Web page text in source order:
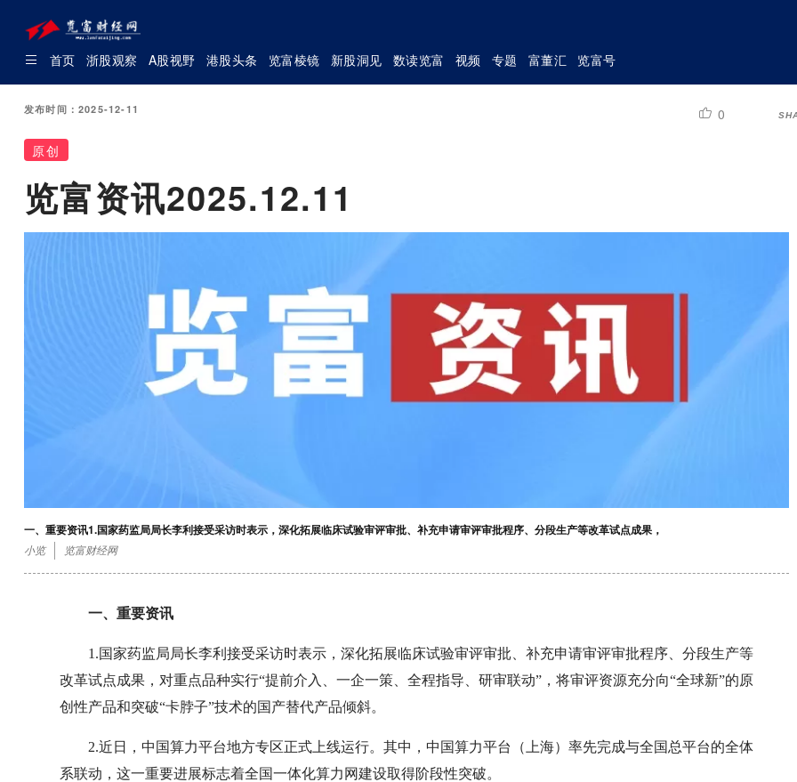
首页 浙股观察 A股视野 港股头条 览富棱镜 新股洞见 数读览富 视频 专题 富董汇 览富号
发布时间：2025-12-11 0
原创
览富资讯2025.12.11
一、重要资讯1.国家药监局局长李利接受采访时表示，深化拓展临床试验审评审批、补充申请审评审批程序、分段生产等改革试点成果，
小览 览富财经网
一、重要资讯
1.国家药监局局长李利接受采访时表示，深化拓展临床试验审评审批、补充申请审评审批程序、分段生产等
改革试点成果，对重点品种实行“提前介入、一企一策、全程指导、研审联动”，将审评资源充分向“全球新”的原
创性产品和突破“卡脖子”技术的国产替代产品倾斜。
2.近日，中国算力平台地方专区正式上线运行。其中，中国算力平台（上海）率先完成与全国总平台的全体
系联动，这一重要进展标志着全国一体化算力网建设取得阶段性突破。